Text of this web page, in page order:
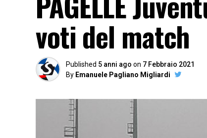
voti del match
Published 5 anni ago on 7 Febbraio 2021
By Emanuele Pagliano Migliardi